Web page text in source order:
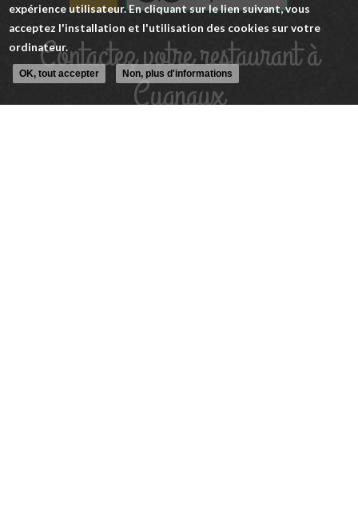
Contactez votre restaurant à
Cugnaux
expérience utilisateur. En cliquant sur le lien suivant, vous
acceptez l'installation et l'utilisation des cookies sur votre
ordinateur.
OK, tout accepter Non, plus d'informations